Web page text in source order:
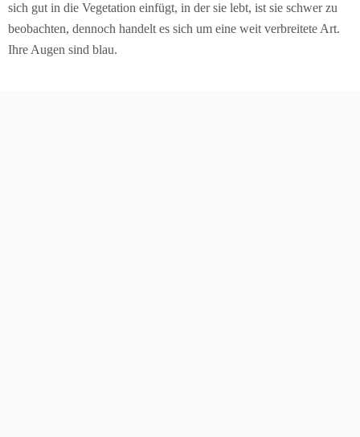
sich gut in die Vegetation einfügt, in der sie lebt, ist sie schwer zu
beobachten, dennoch handelt es sich um eine weit verbreitete Art.
Ihre Augen sind blau.